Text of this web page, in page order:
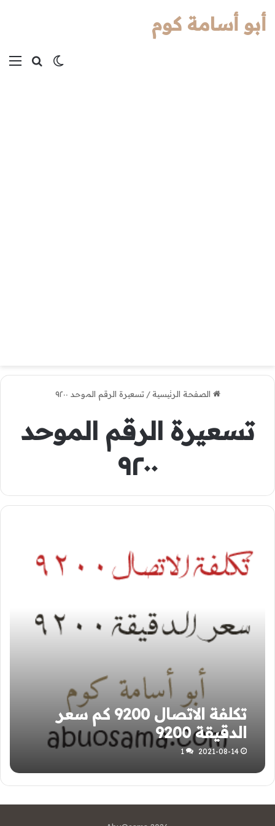
بحثالوضع
أبو أسامة كوم
الصفحة الرئيسية / تسعيرة الرقم الموحد ٩٢٠٠
تسعيرة الرقم الموحد
٩٢٠٠
تكلفة الاتصال 9200 كم سعر
الدقيقة 9200
2021-08-14
1